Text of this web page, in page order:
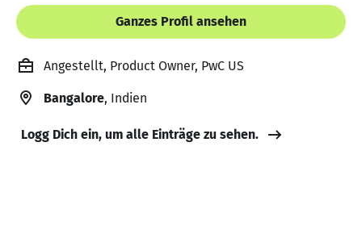
Ganzes Profil ansehen
Angestellt, Product Owner, PwC US
Bangalore, Indien
Logg Dich ein, um alle Einträge zu sehen.